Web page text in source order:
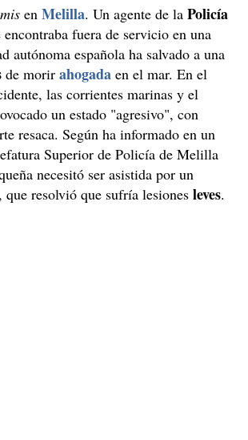
en Melilla. Un agente de la Policía
encontraba fuera de servicio en una
autónoma española ha salvado a una
de morir ahogada en el mar. En el
las corrientes marinas y el
un estado "agresivo", con
resaca. Según ha informado en un
Superior de Policía de Melilla
necesitó ser asistida por un
que resolvió que sufría lesiones leves.